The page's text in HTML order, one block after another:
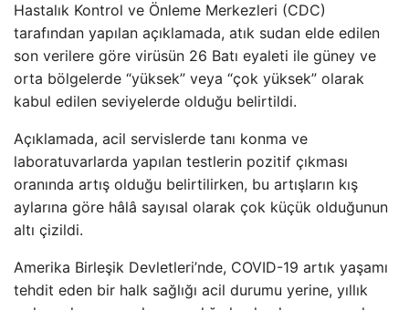
Hastalık Kontrol ve Önleme Merkezleri (CDC)
tarafından yapılan açıklamada, atık sudan elde edilen
son verilere göre virüsün 26 Batı eyaleti ile güney ve
orta bölgelerde “yüksek” veya “çok yüksek” olarak
kabul edilen seviyelerde olduğu belirtildi.
Açıklamada, acil servislerde tanı konma ve
laboratuvarlarda yapılan testlerin pozitif çıkması
oranında artış olduğu belirtilirken, bu artışların kış
aylarına göre hâlâ sayısal olarak çok küçük olduğunun
altı çizildi.
Amerika Birleşik Devletleri’nde, COVID-19 artık yaşamı
tehdit eden bir halk sağlığı acil durumu yerine, yıllık